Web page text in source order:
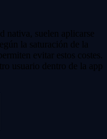
nativa, suelen aplicarse
la saturación de la
evitar estos costes.
usuario dentro de la app